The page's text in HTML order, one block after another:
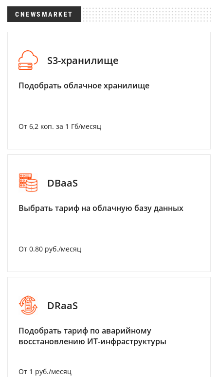
CNEWSMARKET
S3-хранилище
Подобрать облачное хранилище
От 6,2 коп. за 1 Гб/месяц
DBaaS
Выбрать тариф на облачную базу данных
От 0.80 руб./месяц
DRaaS
Подобрать тариф по аварийному
восстановлению ИТ-инфраструктуры
От 1 руб./месяц